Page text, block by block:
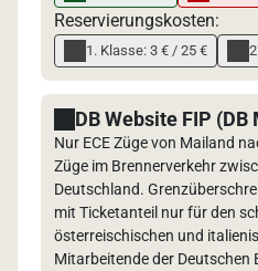
Reservierungskosten:
1. Klasse: 3 € / 25 €
DB Website FIP
Nur ECE Züge von Mailand
Züge im Brennerverkehr
Deutschland.
mit Ticketanteil nur für den
österreischischen und
Mitarbeitende der Deutschen